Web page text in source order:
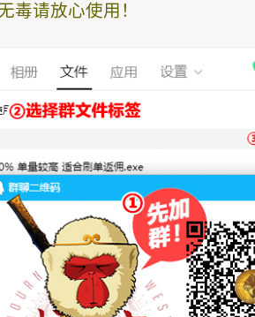
毒请放心使用！